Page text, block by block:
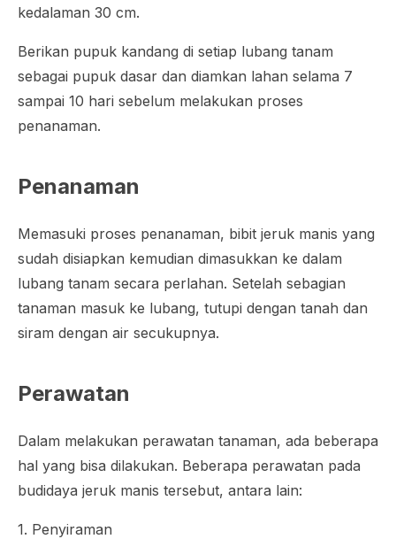
kedalaman 30 cm.
Berikan pupuk kandang di setiap lubang tanam
sebagai pupuk dasar dan diamkan lahan selama 7
sampai 10 hari sebelum melakukan proses
penanaman.
Penanaman
Memasuki proses penanaman, bibit jeruk manis yang
sudah disiapkan kemudian dimasukkan ke dalam
lubang tanam secara perlahan. Setelah sebagian
tanaman masuk ke lubang, tutupi dengan tanah dan
siram dengan air secukupnya.
Perawatan
Dalam melakukan perawatan tanaman, ada beberapa
hal yang bisa dilakukan. Beberapa perawatan pada
budidaya jeruk manis tersebut, antara lain:
1. Penyiraman